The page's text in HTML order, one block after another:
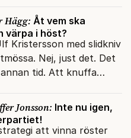
Hägg: Åt vem ska
värpa i höst?
Kristersson med slidkniv
Nej, just det. Det
tid. Att knuffa
Jonsson: Inte nu igen,
att vinna röster